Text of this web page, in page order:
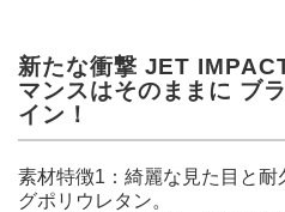
新たな衝撃 JET
マンスはそのままに ブ
イン！
素材特徴1：綺麗な見た目と
グポリウレタン。